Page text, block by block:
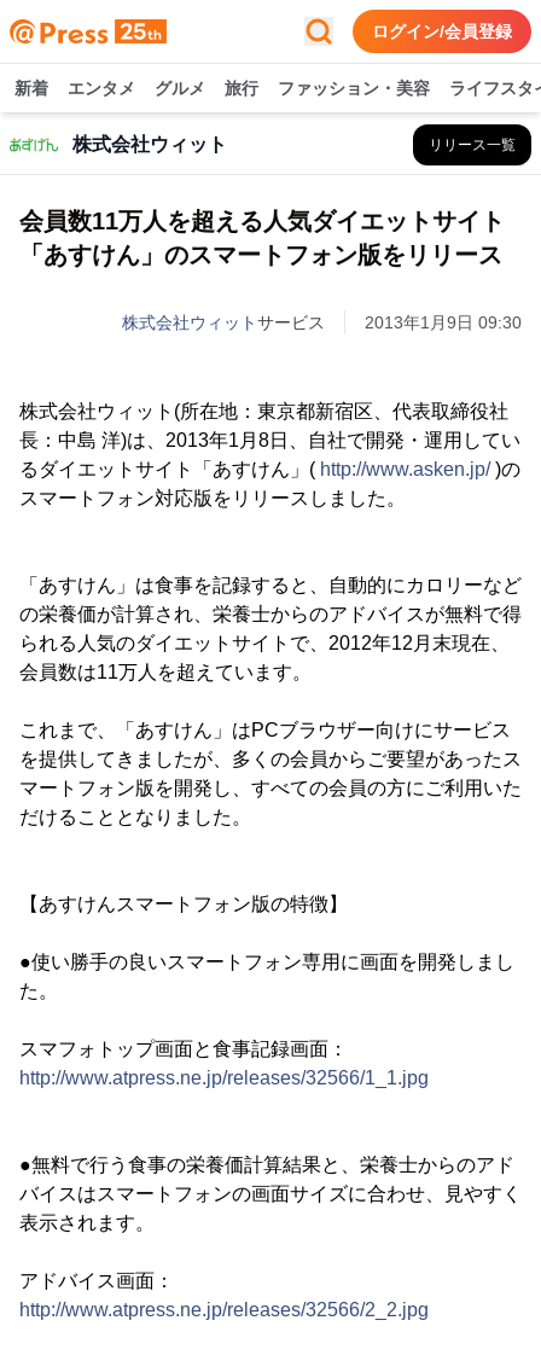
ログイン/会員登録
新着 エンタメ グルメ 旅行 ファッション・美容 ライフスタ
株式会社ウィット リリース一覧
会員数11万人を超える人気ダイエットサイト
「あすけん」のスマートフォン版をリリース
株式会社ウィットサービス 2013年1月9日 09:30
株式会社ウィット(所在地：東京都新宿区、代表取締役社
長：中島 洋)は、2013年1月8日、自社で開発・運用してい
るダイエットサイト「あすけん」( http://www.asken.jp/)の
スマートフォン対応版をリリースしました。
「あすけん」は食事を記録すると、自動的にカロリーなど
の栄養価が計算され、栄養士からのアドバイスが無料で得
られる人気のダイエットサイトで、2012年12月末現在、
会員数は11万人を超えています。
これまで、「あすけん」はPCブラウザー向けにサービス
を提供してきましたが、多くの会員からご要望があったス
マートフォン版を開発し、すべての会員の方にご利用いた
だけることとなりました。
【あすけんスマートフォン版の特徴】
●使い勝手の良いスマートフォン専用に画面を開発しまし
た。
スマフォトップ画面と食事記録画面：
http://www.atpress.ne.jp/releases/32566/1_1.jpg
●無料で行う食事の栄養価計算結果と、栄養士からのアド
バイスはスマートフォンの画面サイズに合わせ、見やすく
表示されます。
アドバイス画面：
http://www.atpress.ne.jp/releases/32566/2_2.jpg